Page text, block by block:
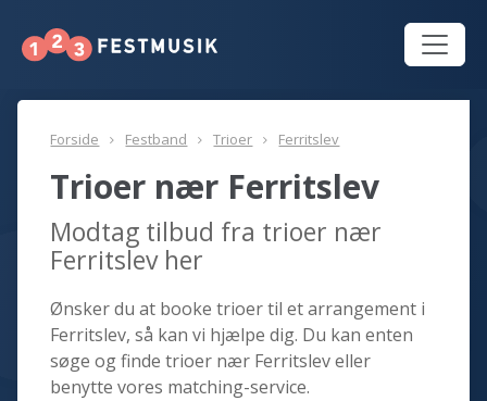
Forside Festband Trioer Ferritslev
Trioer nær Ferritslev
Modtag tilbud fra trioer nær
Ferritslev her
Ønsker du at booke trioer til et arrangement i
Ferritslev, så kan vi hjælpe dig. Du kan enten
søge og finde trioer nær Ferritslev eller
benytte vores matching-service.